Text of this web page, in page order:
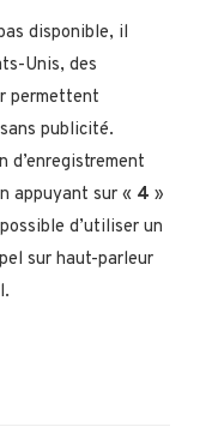
disponible, il
Unis, des
permettent
publicité.
d’enregistrement
appuyant sur « 4 »
d’utiliser un
sur haut-parleur